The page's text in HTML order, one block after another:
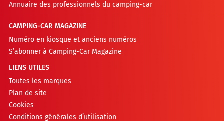
Annuaire des professionnels du camping-car
CAMPING-CAR MAGAZINE
Numéro en kiosque et anciens numéros
S’abonner à Camping-Car Magazine
LIENS UTILES
Toutes les marques
Plan de site
Cookies
Conditions générales d’utilisation